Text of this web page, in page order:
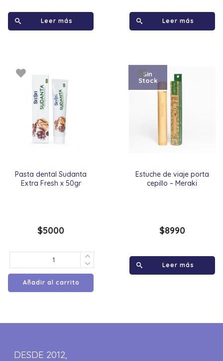
Leer más Leer más
Pasta dental Sudanta
Extra Fresh x 50gr
$5000
Añadir al carrito
Estuche de viaje porta
cepillo – Meraki
Sin
Stock
$8990
Leer más
DESDE 2012,